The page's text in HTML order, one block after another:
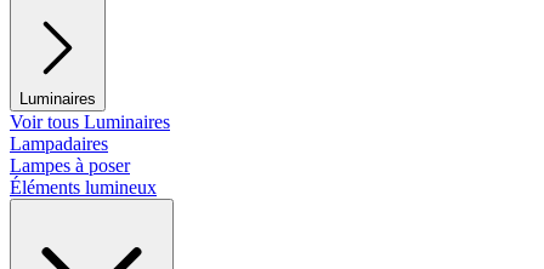
Luminaires
Voir tous Luminaires
Lampadaires
Lampes à poser
Éléments lumineux